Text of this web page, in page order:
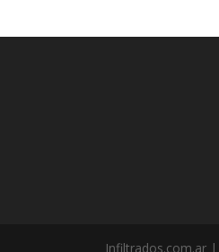
Infiltrados.com.ar